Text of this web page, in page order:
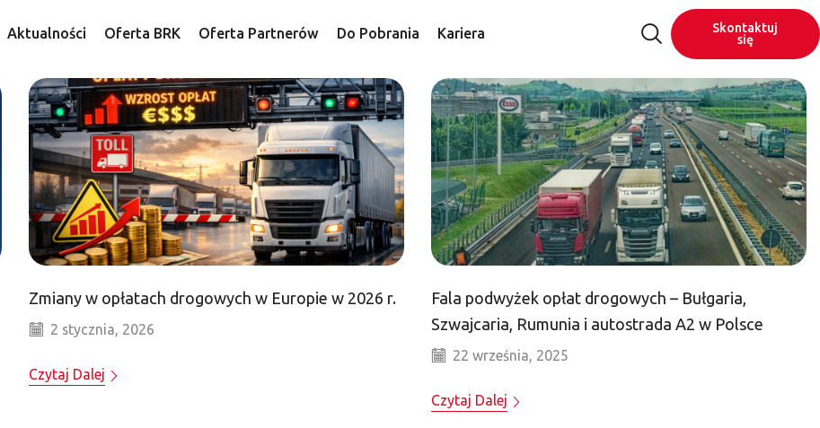
Aktualności Oferta BRK Oferta Partnerów Do Pobrania Kariera
Skontaktuj
się
Zmiany w opłatach drogowych w Europie w 2026 r.
2 stycznia, 2026
Czytaj Dalej
Fala podwyżek opłat drogowych – Bułgaria,
Szwajcaria, Rumunia i autostrada A2 w Polsce
22 września, 2025
Czytaj Dalej